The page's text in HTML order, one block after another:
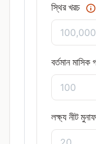
স্থির খরচ
বর্তমান
লক্ষ্য নীট